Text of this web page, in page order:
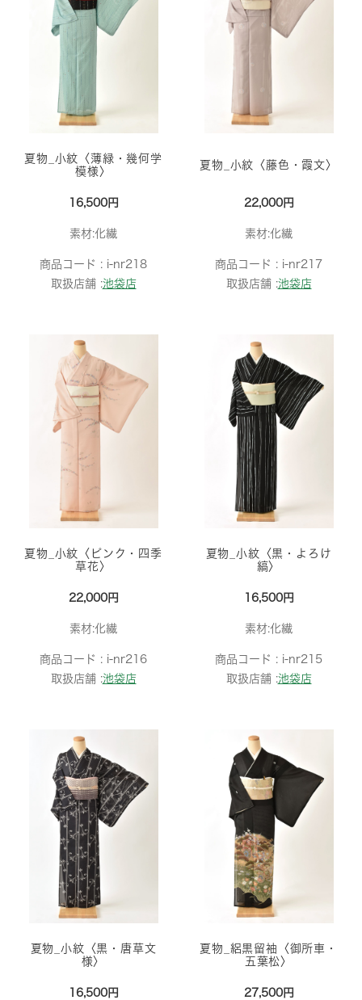
夏物_小紋〈薄緑・幾何学
模様〉
16,500円
素材:化繊
商品コード : i-nr218
取扱店舗 :池袋店
夏物_小紋〈藤色・霞文〉
22,000円
素材:化繊
商品コード : i-nr217
取扱店舗 :池袋店
夏物_小紋〈ピンク・四季
草花〉
22,000円
素材:化繊
商品コード : i-nr216
取扱店舗 :池袋店
夏物_小紋〈黒・よろけ
縞〉
16,500円
素材:化繊
商品コード : i-nr215
取扱店舗 :池袋店
夏物_小紋〈黒・唐草文
様〉
16,500円
夏物_絽黒留袖〈御所車・
五葉松〉
27,500円